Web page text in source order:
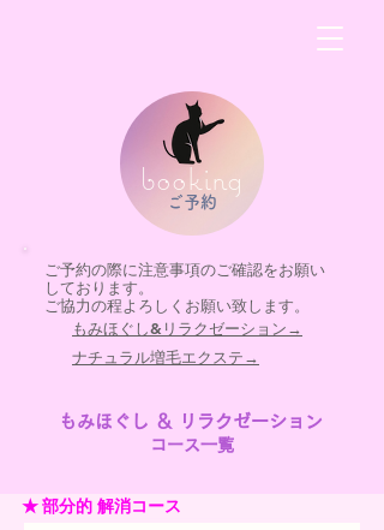
booking
ご予約
ご予約の際に注意事項のご確認をお願い
しております。
​ご協力の程よろしくお願い致します。
もみほぐし&リラクゼーション→
ナチュラル増毛エクステ→
もみほぐし ＆ リラクゼーション
コース一覧
★部分的 解消コース